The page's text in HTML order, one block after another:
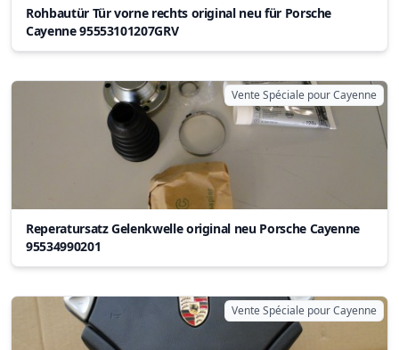
Rohbautür Tür vorne rechts original neu für Porsche
Cayenne 95553101207GRV
Vente Spéciale pour Cayenne
Reperatursatz Gelenkwelle original neu Porsche Cayenne
95534990201
Vente Spéciale pour Cayenne